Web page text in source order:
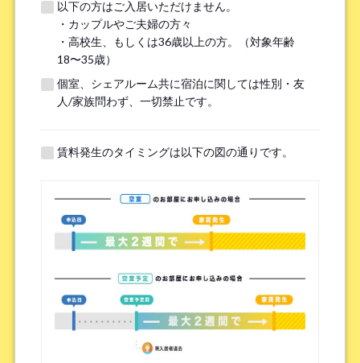
勤務先名、学校名 *
※無職の方は無しとご記入ください
提携機関 ※以下の提携機関に所属されている方はお選び下さい。
ボーダレスハウスを知ったきっかけ *
検索エンジン（Google／Yahoo! など）
広告を見て（Google広告／SNS広告 など）
物件ポータルサイト
ブログやWeb記事を読んで
以下の方はご入居いただけません。
・カップルやご夫婦の方々
・高校生、もしくは36歳以上の方。（対象年齢
18〜35歳）
個室、シェアルーム共に宿泊に関しては性別・友
人/家族問わず、一切禁止です。
賃料発生のタイミングは以下の図の通りです。